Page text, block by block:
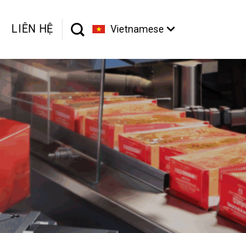
LIÊN HỆ Vietnamese